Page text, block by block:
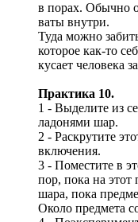
в порах. Обычно
ваты внутри.
Туда можно
которое как-то
кусает человека
Практика 10.
1 - Выделите из
ладонями шар.
2 - Раскрутите
включения.
3 - Поместите в
пор, пока на этот
шара, пока
Около предмета